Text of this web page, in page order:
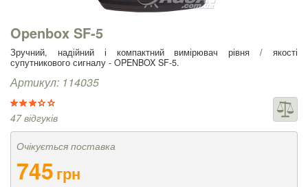
Openbox SF-5
Зручний, надійний і компактний вимірювач рівня / якості
супутникового сигналу - OPENBOX SF-5.
Артикул: 114035
47 відгуків
Очікується поставка
745грн